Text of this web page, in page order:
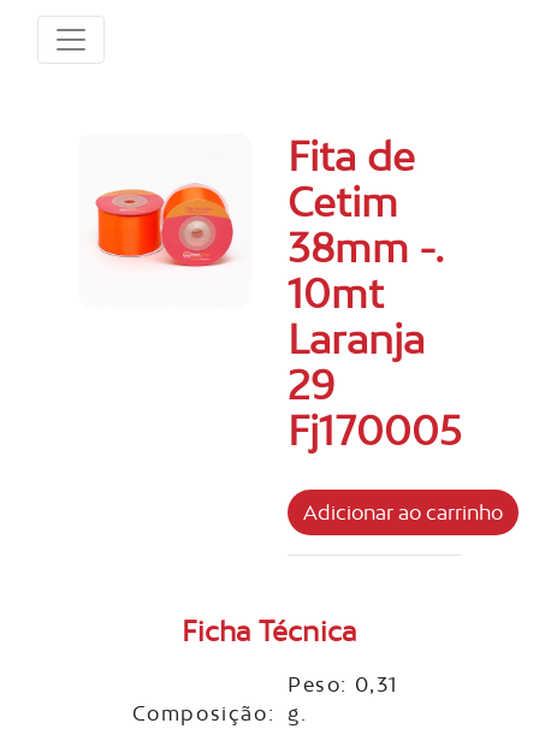
Fita de
Cetim
38mm -.
10mt
Laranja
29
Fj170005
Ficha Técnica
Composição:
Peso: 0,31
g.